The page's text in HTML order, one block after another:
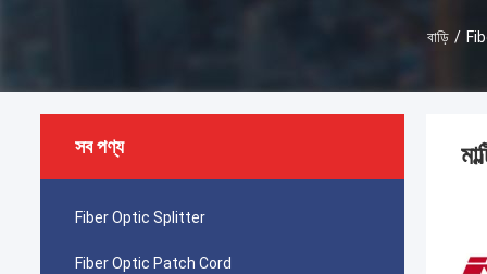
বাড়ি /
সব পণ্য
Fiber Optic Splitter
Fiber Optic Patch Cord